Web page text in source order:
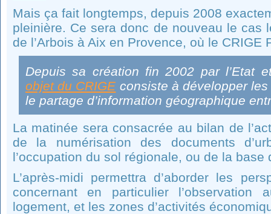
Mais ça fait longtemps, depuis 2008
pleinière. Ce sera donc de nouveau le cas
de l’Arbois à Aix en Provence, où le CRIGE
Depuis sa création fin 2002 par l’Etat
objet du CRIGE consiste à développer
le partage d’information géographique
La matinée sera consacrée au bilan de
de la numérisation des documents
l’occupation du sol régionale, ou de la
L’après-midi permettra d’aborder les
concernant en particulier l’observation
logement, et les zones d’activités